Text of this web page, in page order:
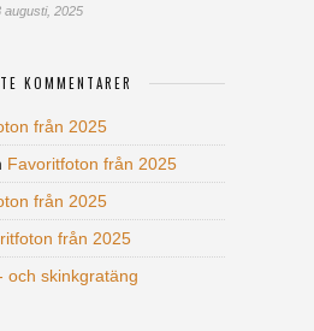
augusti, 2025
KOMMENTARER
från 2025
Favoritfoton från 2025
från 2025
från 2025
och skinkgratäng